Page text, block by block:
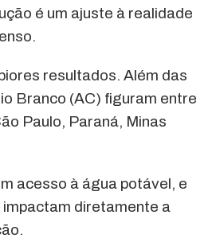
é um ajuste à realidade
resultados. Além das
Branco (AC) figuram entre
Paulo, Paraná, Minas
acesso à água potável, e
diretamente a